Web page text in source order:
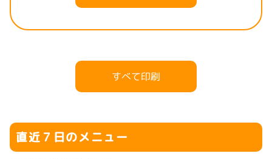
すべて印刷
直近７日のメニュー